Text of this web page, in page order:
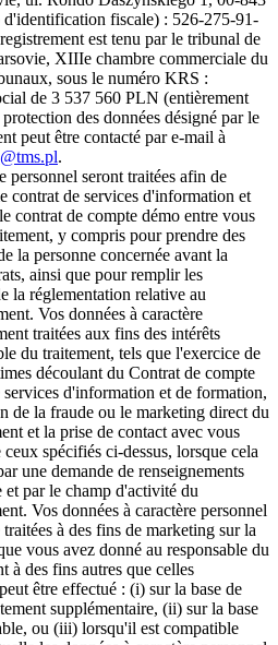
fiscale) : 526-275-91-
est tenu par le tribunal de
XIIIe chambre commerciale du
sous le numéro KRS :
de 3 537 560 PLN (entièrement
des données désigné par le
peut être contacté par e-mail à
.
personnel seront traitées afin de
contrat de services d'information et
contrat de compte démo entre vous
y compris pour prendre des
la personne concernée avant la
ainsi que pour remplir les
la réglementation relative au
Vos données à caractère
traitées aux fins des intérêts
du traitement, tels que l'exercice de
découlant du Contrat de compte
d'information et de formation,
de la fraude ou le marketing direct du
et la prise de contact avec vous
ceux spécifiés ci-dessus, lorsque cela
une demande de renseignements
et par le champ d'activité du
Vos données à caractère personnel
à des fins de marketing sur la
vous avez donné au responsable du
à des fins autres que celles
être effectué : (i) sur la base de
supplémentaire, (ii) sur la base
ou (iii) lorsqu'il est compatible